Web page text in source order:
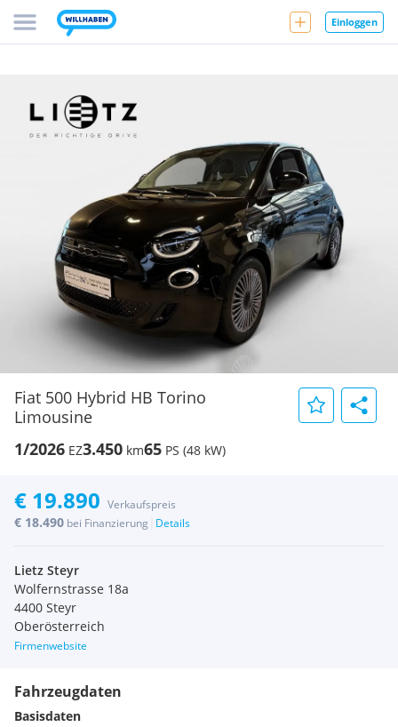
Einloggen
Fiat 500 Hybrid HB Torino
Limousine
1/2026 EZ3.450 km65 PS (48 kW)
€ 19.890 Verkaufspreis
€ 18.490 bei Finanzierung Details
Lietz Steyr
Wolfernstrasse 18a
4400 Steyr
Oberösterreich
Firmenwebsite
Fahrzeugdaten
Basisdaten